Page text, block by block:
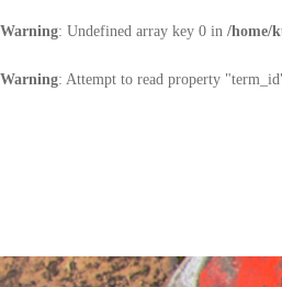
Warning: Undefined array key 0 in /home/
Warning: Attempt to read property